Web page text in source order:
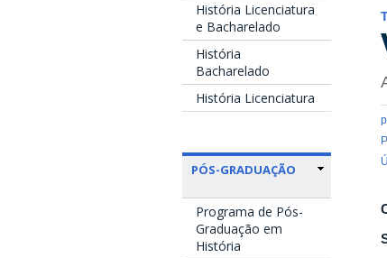
História Licenciatura
e Bacharelado
História
Bacharelado
História Licenciatura
PÓS-GRADUAÇÃO
Programa de Pós-
Graduação em
História